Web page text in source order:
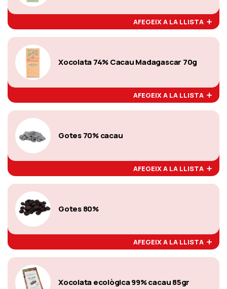
AFEGEIX A LA LLISTA
Xocolata 74% Cacau Madagascar 70g
AFEGEIX A LA LLISTA
Gotes 70% cacau
AFEGEIX A LA LLISTA
Gotes 80%
AFEGEIX A LA LLISTA
Xocolata ecològica 99% cacau 85gr